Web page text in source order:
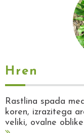
Hren
Rastlina spada
koren, izrazitega
veliki, ovalne